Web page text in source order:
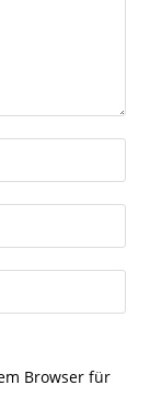
Browser für